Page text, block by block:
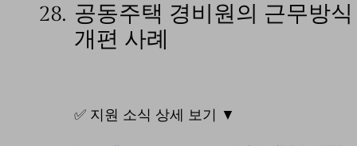
28. 공동주택 경비원의 근무방식
개편 사례
✅ 지원 소식 상세 보기 ▼